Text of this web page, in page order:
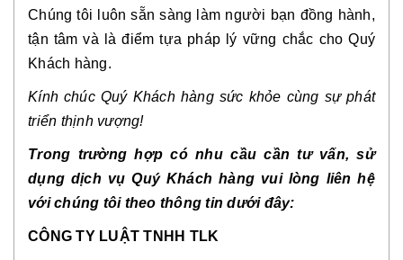
Chúng tôi luôn sẵn sàng làm người bạn đồng hành,
tận tâm và là điểm tựa pháp lý vững chắc cho Quý
Khách hàng.
Kính chúc Quý Khách hàng sức khỏe cùng sự phát
triển thịnh vượng!
Trong trường hợp có nhu cầu cần tư vấn, sử
dụng dịch vụ Quý Khách hàng vui lòng liên hệ
với chúng tôi theo thông tin dưới đây:
CÔNG TY LUẬT TNHH TLK